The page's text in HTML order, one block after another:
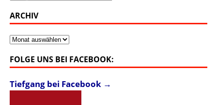
ARCHIV
Archiv
FOLGE UNS BEI FACEBOOK:
Tiefgang bei Facebook →